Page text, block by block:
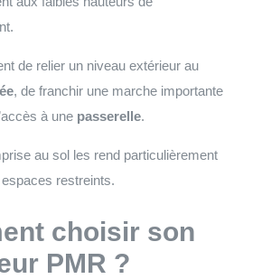
de relier un niveau extérieur au
, de franchir une marche importante
à une passerelle.
au sol les rend particulièrement
restreints.
choisir son
PMR ?